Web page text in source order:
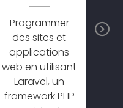
Programmer
des sites et
applications
web en utilisant
Laravel, un
framework PHP